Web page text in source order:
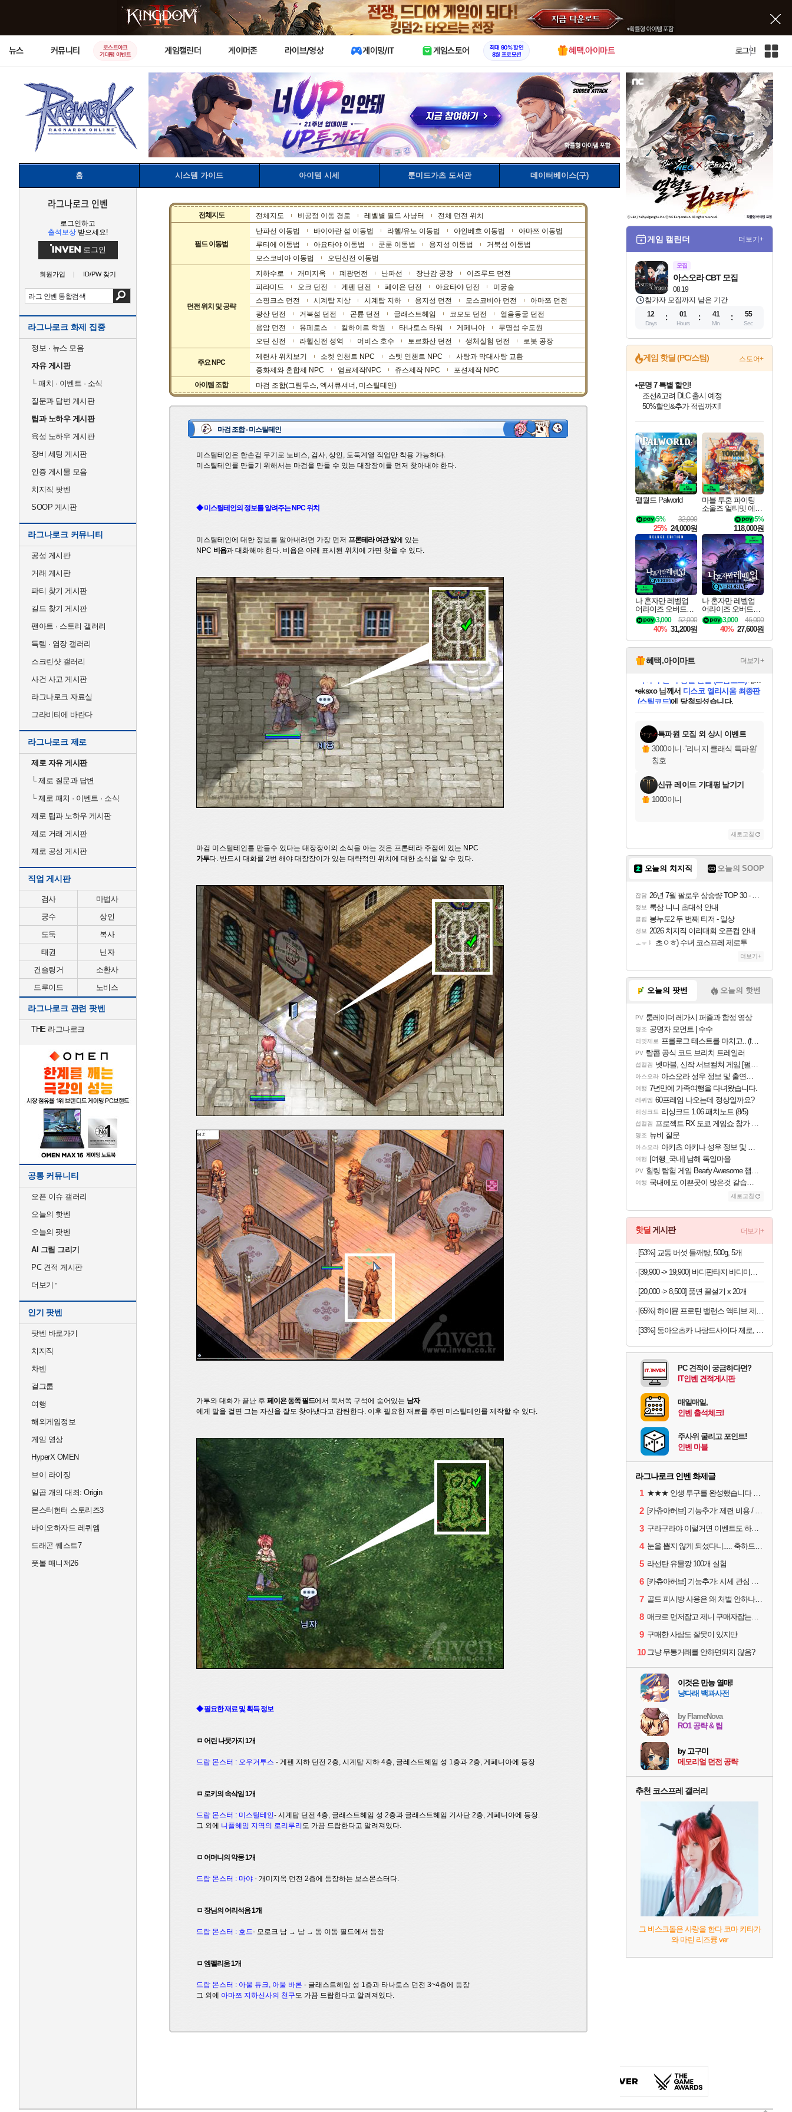
X
뉴스 커뮤니티
로스트아크
기대평 이벤트
게임캘린더 게이머존 라이브/영상 게이밍/IT 게임스토어
최대 90% 할인
8월 프로모션
혜택.아이마트 로그인
인
전
체
사
이
트
홈 시스템 가이드 아이템 시세 룬미드가츠 도서관 데이터베이스(구)
라그나로크 인벤
로그인하고
출석보상 받으세요!
로그인
회원가입 ID/PW 찾기
라그나로크 화제 집중
정보 · 뉴스 모음
자유 게시판
└패치 · 이벤트 · 소식
질문과 답변 게시판
팁과 노하우 게시판
육성 노하우 게시판
장비 세팅 게시판
인증 게시물 모음
치지직 팟벤
SOOP 게시판
라그나로크 커뮤니티
공성 게시판
거래 게시판
파티 찾기 게시판
길드 찾기 게시판
팬아트 · 스토리 갤러리
득템 · 염장 갤러리
스크린샷 갤러리
사건 사고 게시판
라그나로크 자료실
그라비티에 바란다
라그나로크 제로
제로 자유 게시판
└제로 질문과 답변
└제로 패치 · 이벤트 · 소식
제로 팁과 노하우 게시판
제로 거래 게시판
제로 공성 게시판
직업 게시판
검사
마법사
궁수
상인
도둑
복사
태권
닌자
건슬링거
소환사
드루이드
노비스
라그나로크 관련 팟벤
THE 라그나로크
공통 커뮤니티
오픈 이슈 갤러리
오늘의 핫벤
오늘의 팟벤
AI 그림 그리기
PC 견적 게시판
더보기
인기 팟벤
팟벤 바로가기
치지직
차벤
걸그룹
여행
해외게임정보
게임 영상
HyperX OMEN
브이 라이징
일곱 개의 대죄: Origin
몬스터헌터 스토리즈3
바이오하자드 레퀴엠
드래곤 퀘스트7
풋볼 매니저26
전체지도 전체지도 비공정 이동 경로 레벨별 필드 사냥터 전체 던전 위치
필드 이동법
난파선 이동법 바이아란 섬 이동법 라헬/유노 이동법 아인베흐 이동법
아마쯔 이동법
루티에 이동법
아요타야 이동법 쿤룬 이동법 용지성 이동법
거북섬 이동법
모스코비아 이동법
오딘신전 이동법
던전 위치 및 공략
지하수로 개미지옥 폐광던전 난파선 장난감 공장
이즈루드 던전
피라미드
오크 던전 게펜 던전 페이욘 던전 아요타야 던전
미궁숲
스핑크스 던전
시계탑 지상 시계탑 지하 용지성 던전 모스코비아 던전
아마쯔 던전
광산 던전
거북섬 던전 곤륜 던전 글래스트헤임 코모도 던전
얼음동굴 던전
용암 던전
유페로스 킬하이르 학원 타나토스 타워 게페니아
무명섬 수도원
오딘 신전
라헬신전 성역 어비스 호수 토르화산 던전 생체실험 던전 로봇 공장
주요 NPC
제련사 위치보기 소켓 인챈트 NPC 스텟 인챈트 NPC
사탕과 막대사탕 교환
중화제와 혼합제 NPC
염료제작NPC 쥬스제작 NPC
포션제작 NPC
아이템 조합
마검 조합(그림투스, 엑서큐셔너 , 미스틸테인)
마검 조합 - 미스틸테인
미스틸테인은 한손검 무기로 노비스, 검사, 상인, 도둑계열 직업만 착용 가능하다.
미스틸테인를 만들기 위해서는 마검을 만들 수 있는 대장장이를 먼저 찾아내야 한다.
◆ 미스틸테인의 정보를 알려주는 NPC 위치
미스틸테인에 대한 정보를 알아내려면 가장 먼저 프론테라 여관 앞에 있는
NPC 비욥과 대화해야 한다. 비욥은 아래 표시된 위치에 가면 찾을 수 있다.
마검 미스틸테인를 만들수 있다는 대장장이의 소식을 아는 것은 프론테라 주점에 있는 NPC
가투다. 반드시 대화를 2번 해야 대장장이가 있는 대략적인 위치에 대한 소식을 알 수 있다.
가투와 대화가 끝난 후 페이욘 동쪽 필드에서 북서쪽 구석에 숨어있는 남자
에게 말을 걸면 그는 자신을 잘도 찾아냈다고 감탄한다. 이후 필요한 재료를 주면 미스틸테인를 제작할 수 있다.
◆ 필요한 재료 및 획득 정보
ㅁ 어린 나뭇가지 1개
드랍 몬스터 : 오우거투스 - 게펜 지하 던전 2층, 시계탑 지하 4층, 글레스트헤임 성 1층과 2층, 게페니아에 등장
ㅁ 로키의 속삭임 1개
드랍 몬스터 : 미스틸테인- 시계탑 던전 4층, 글래스트헤임 성 2층과 글래스트헤임 기사단 2층, 게페니아에 등장.
그 외에 니플헤임 지역의 로리루리 도 가끔 드랍한다고 알려져있다.
ㅁ 어머니의 악몽 1개
드랍 몬스터 : 마야 - 개미지옥 던전 2층에 등장하는 보스몬스터다.
ㅁ 장님의 어리석음 1개
드랍 몬스터 : 호드- 모로크 남 → 남 → 동 이동 필드에서 등장
ㅁ 엠펠리움 1개
드랍 몬스터 : 아울 듀크, 아울 바론 - 글래스트헤임 성 1층과 타나토스 던전 3~4층에 등장
그 외에 아마쯔 지하신사의 천구도 가끔 드랍한다고 알려져있다.
게임 캘린더 더보기+
모집
08.19
아스오라 CBT 모집
참가자 모집까지 남은 기간
12
Days
01
Hours
41
Min
54
Sec
게임 핫딜 (PC/스팀) 스토어+
최대 90% 할인가를 만나보세요!
네이버혜택과 함께 만나보세요!
50%할인&추가 적립까지!
귀무자: 검의 길 예약 판매 중!
10% 할인과
이니&베니 혜택까지!
네이버 혜택가와 함께 예약하세요!
할인&네이버혜택으로 만나보세요!
네이버페이 혜택과 만나보세요!
40주년 프로모션으로 만나보세요!
네이버 포인트 혜택까지!
할인가에 만나보세요!
일부 에디션 상시 할인!
혜택으로 예약 판매 중
편안하게 충전하세요
팰월드 Palworld
32,000
5%
25% 24,000원
마블 투혼 파이팅
소울즈 얼티밋 에디
션 예약구매 MARV
EL Tokon Fighting S
ouls Ultimate Edition
Pre-Purchase
5%
118,000원
나 혼자만 레벨업
어라이즈 오버드라
이브 디럭스 에디션
Solo Leveling Arise
Overdrive Deluxe Edi
tion
52,000
3,000
40% 31,200원
나 혼자만 레벨업
어라이즈 오버드라
이브 Solo Leveling A
rise
46,000
3,000
40% 27,600원
혜택.아이마트 더보기+
당첨되셨습니다.
당첨되셨습니다.
eksxo 님께서 디스코 엘리시움 최종판
(스팀코드)에 당첨되셨습니다.
당첨되셨습니다.
당첨되셨습니다.
에디션 (스팀코드)를 교환.
당첨되셨습니다.
당첨되셨습니다.
당첨되셨습니다.
당첨되셨습니다.
특파원 모집 외 상시 이벤트
3000이니 ·'리니지 클래식 특파원'
칭호
신규 레이드 기대평 남기기
1000이니
새로고침
오늘의 치지직 오늘의 SOOP
잡담 26년 7월 팔로우 상승량 TOP 30 - 월간 치지직
정보 룩삼 니니 초대석 안내
클립 봉누도2 두 번째 티저 - 일상
정보 2026 치지직 이리대회 오픈컵 안내
ㅗㅜㅑ 초ㅇㅎ) 수녀 코스프레 제로투
더보기+
오늘의 팟벤 오늘의 핫벤
PV 툼레이더 레가시 퍼즐과 함정 영상
명조 공명자 모먼트 | 수수
리밋제로 프롤로그 테스트를 마치고.. (feat. 리아)
PV 탈콥 공식 코드 브리치 트레일러
섭컬겜 넷마블, 신작 서브컬쳐 게임 [펄 인 블루] 티저 사이트 오픈
아스오라 아스오라 성우 정보 및 출연작 모음
여행 7년만에 가족여행을 다녀왔습니다.
레퀴엠 60프레임 나오는데 정상일까요?
리싱크드 리싱크드 1.06 패치노트 (8/5)
섭컬겜 프로젝트 RX 도쿄 게임쇼 참가 결정
명조 뉴비 질문
아스오라 아키츠 아키나 성우 정보 및 주요 필모
여행 [여행_국내] 남해 독일마을
PV 힐링 탐험 게임 Bearly Awesome 챕터 1 트레일러
여행 국내에도 이쁜곳이 많은것 같습니다
새로고침
핫딜 게시판 더보기+
[53%] 교동 버섯 들깨탕, 500g, 5개
[39,900 -> 19,900] 바디판타지 바디미스트 4개
[20,000 -> 8,500] 풍연 꿀설기 x 20개
[65%] 하이뮨 프로틴 밸런스 액티브 제로, 밀크쉐이크, 250ml, 18개
[33%] 동아오츠카 나랑드사이다 제로, 오리지널, 345ml, 24개
PC 견적이 궁금하다면?
IT인벤 견적게시판
매일매일,
인벤 출석체크!
주사위 굴리고 포인트!
인벤 마블
라그나로크 인벤 화제글
1 ★★★ 인생 투구를 완성했습니다 ★★★
2 [카츄아허브] 기능추가: 제련 비용 / 데미지 시뮬레이터 8월 5일자 아이템 반영
3 구라구라야 이럴거면 이벤트도 하루 연장해라 직장인들 1일차 버리게 하지말고?
4 눈을 뽑지 않게 되셨다니..... 축하드립니다.
5 라선탄 유물깡 100개 실험
6 [카츄아허브] 기능추가: 시세 관심 목록 / 인챈트 빨간약
7 골드 피시방 사용은 왜 처벌 안하나요?
8 매크로 먼저잡고 제니 구매자잡는게 맞는 순서아님?
9 구매한 사람도 잘못이 있지만
10 그냥 무통거래를 안하면되지 않음?
이것은 만능 열매!
냥다래 백과사전
by FlameNova
RO1 공략 & 팁
by 고구미
메모리얼 던전 공략
추천 코스프레 갤러리
그 비스크돌은 사랑을 한다 코마 키타가
와 마린 리즈큥 ver